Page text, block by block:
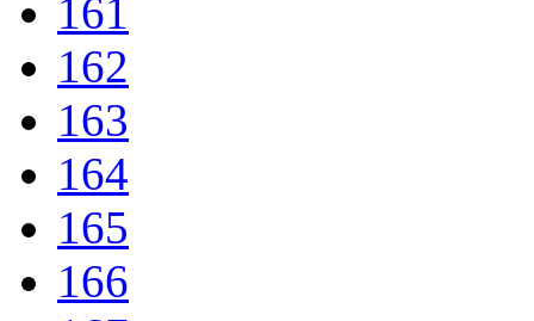
161
162
163
164
165
166